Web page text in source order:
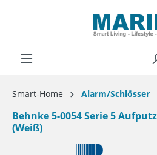
Smart-Home Alarm/Schlösser
Behnke 5-0054 Serie 5
(Weiß)